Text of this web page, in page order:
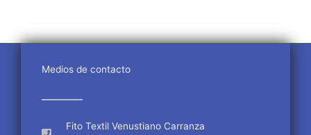
Medios de contacto
Fito Textil Venustiano Carranza